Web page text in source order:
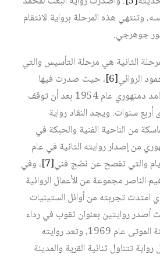
وتنتهي هذه المرحلة برواية الانتقام
الثانية هي مرحلة التأسيس والتي
الروائي‏[6]
، حيث صدرت فيها
رواية ثمن التضحية لحامد دمنهوري عام 1954 بعد أن توقف
أربع سنوات. ويجد النقاد رواية
من الناحية الفنية والحبكة في
من إصدار روايته الثانية في عام
[7]
، وفي
الناصر مجموعة من الأعمال الروائية
امتدت تجربته من أوائل الستينيات
روايتين بعنوان ثقوب في رداء
الليل عام 1961 وسفينة الموتى عام 1969، وتعد روايته
تتناول ثنائية القرية والمدينة